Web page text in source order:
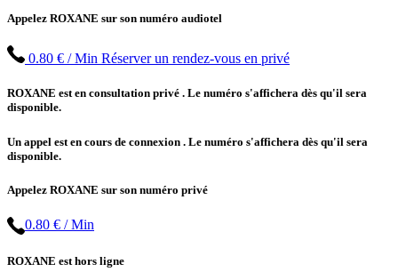
Appelez ROXANE sur son numéro audiotel
0.80 € / Min Réserver un rendez-vous en privé
ROXANE est en consultation privé . Le numéro s'affichera dès qu'il sera
disponible.
Un appel est en cours de connexion . Le numéro s'affichera dès qu'il sera
disponible.
Appelez ROXANE sur son numéro privé
0.80 € / Min
ROXANE est hors ligne